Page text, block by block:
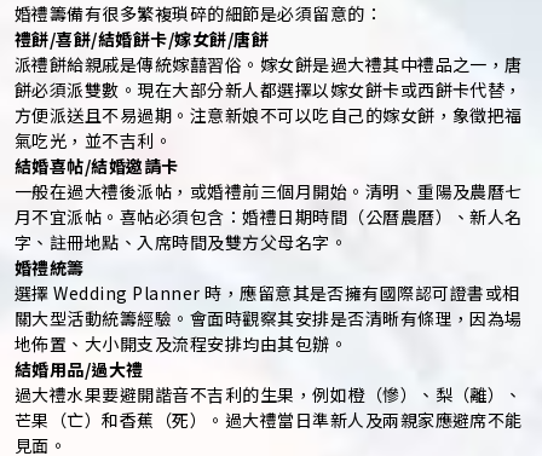
婚禮籌備有很多繁複瑣碎的細節是必須留意的：
禮餅/喜餅/結婚餅卡/嫁女餅/唐餅
派禮餅給親戚是傳統嫁囍習俗。嫁女餅是過大禮其中禮品之一，唐
餅必須派雙數。現在大部分新人都選擇以嫁女餅卡或西餅卡代替，
方便派送且不易過期。注意新娘不可以吃自己的嫁女餅，象徵把福
氣吃光，並不吉利。
結婚喜帖/結婚邀請卡
一般在過大禮後派帖，或婚禮前三個月開始。清明、重陽及農曆七
月不宜派帖。喜帖必須包含：婚禮日期時間（公曆農曆）、新人名
字、註冊地點、入席時間及雙方父母名字。
婚禮統籌
選擇 Wedding Planner 時，應留意其是否擁有國際認可證書或相
關大型活動統籌經驗。會面時觀察其安排是否清晰有條理，因為場
地佈置、大小開支及流程安排均由其包辦。
結婚用品/過大禮
過大禮水果要避開諧音不吉利的生果，例如橙（慘）、梨（離）、
芒果（亡）和香蕉（死）。過大禮當日準新人及兩親家應避席不能
見面。